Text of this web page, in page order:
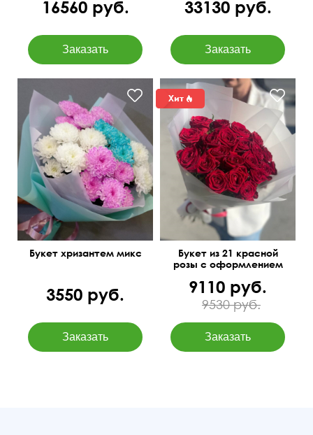
16560 руб. 33130 руб.
Букет хризантем микс
3550 руб.
Букет из 21 красной
розы с оформлением
9110 руб.
9530 руб.